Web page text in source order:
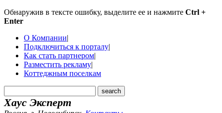
Обнаружив в тексте ошибку, выделите ее и нажмите Ctrl +
Enter
О Компании|
Подключиться к порталу|
Как стать партнером|
Разместить рекламу|
Коттеджным поселкам
Хаус Эксперт